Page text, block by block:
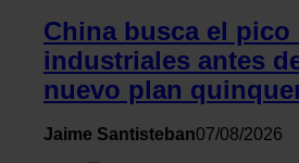
que les haya proporcionado o que
partir del uso que haya hecho de
China busca el pico
industriales antes
nuevo plan
Jaime Santisteban07/08/2026